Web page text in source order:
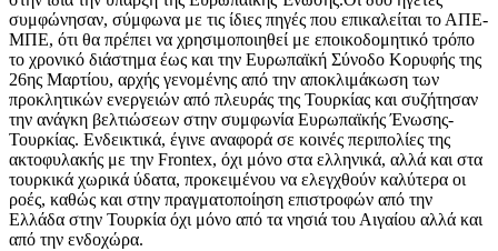
συμφώνησαν, σύμφωνα με τις ίδιες πηγές που επικαλείται το ΑΠΕ-
ΜΠΕ, ότι θα πρέπει να χρησιμοποιηθεί με εποικοδομητικό τρόπο
το χρονικό διάστημα έως και την Ευρωπαϊκή Σύνοδο Κορυφής της
26ης Μαρτίου, αρχής γενομένης από την αποκλιμάκωση των
προκλητικών ενεργειών από πλευράς της Τουρκίας και συζήτησαν
την ανάγκη βελτιώσεων στην συμφωνία Ευρωπαϊκής Ένωσης-
Τουρκίας. Ενδεικτικά, έγινε αναφορά σε κοινές περιπολίες της
ακτοφυλακής με την Frontex, όχι μόνο στα ελληνικά, αλλά και στα
τουρκικά χωρικά ύδατα, προκειμένου να ελεγχθούν καλύτερα οι
ροές, καθώς και στην πραγματοποίηση επιστροφών από την
Ελλάδα στην Τουρκία όχι μόνο από τα νησιά του Αιγαίου αλλά και
από την ενδοχώρα.